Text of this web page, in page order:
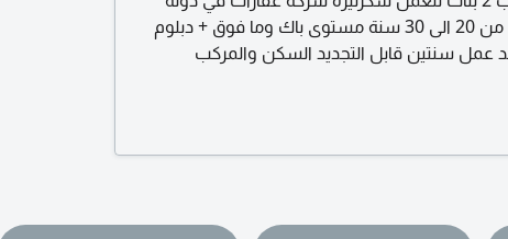
الامارات دبي السن من 20 الى 30 سنة مستوى باك وما فوق + دبلوم
عمل سنتين قابل التجديد السكن والمركب